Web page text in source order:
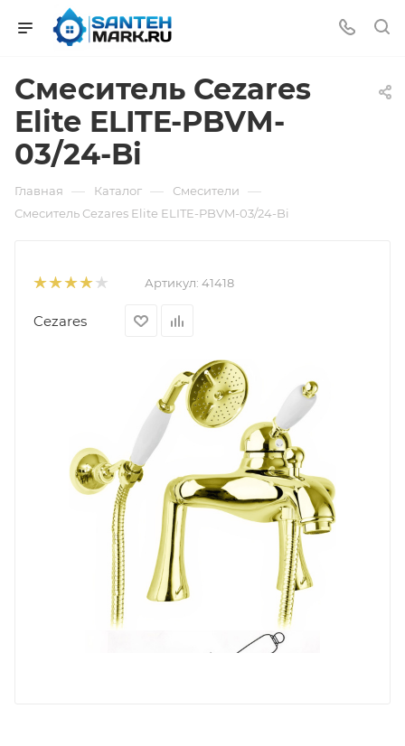
Смеситель Cezares
Elite ELITE-PBVM-
03/24-Bi
Главная — Каталог — Смесители —
Смеситель Cezares Elite ELITE-PBVM-03/24-Bi
Артикул: 41418
Cezares